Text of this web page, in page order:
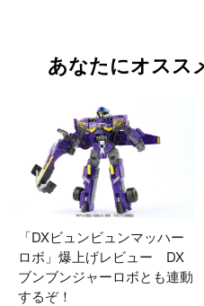
あなたにオスス
「DXビュンビュンマッハー
ロボ」爆上げレビュー DX
ブンブンジャーロボとも連動
するぞ！